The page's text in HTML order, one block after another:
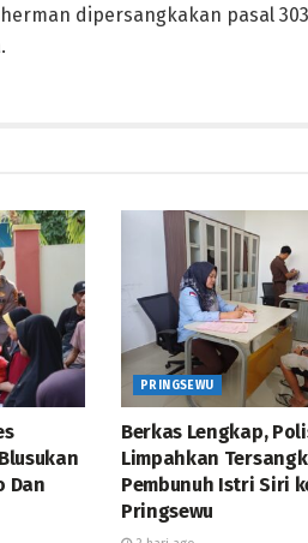
dipersangkakan pasal
Dan
PRINGSEWU
Berkas Lengkap,
Limpahkan
Pembunuh Istri Siri
Pringsewu